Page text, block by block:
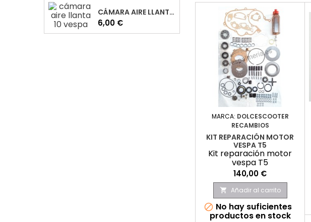
CÁMARA AIRE LLANTA 10 VESPA
Precio
6,00 €
MARCA: DOLCESCOOTER
RECAMBIOS
KIT REPARACIÓN MOTOR
VESPA T5
Kit reparación motor
vespa T5
Precio
140,00 €
 Añadir al carrito
 No hay suficientes
productos en stock